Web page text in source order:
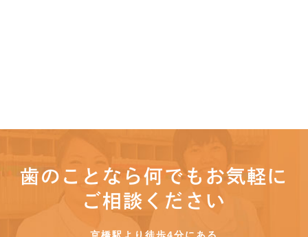
歯のことなら何でもお気軽に
ご相談ください
京橋駅より徒歩4分にある